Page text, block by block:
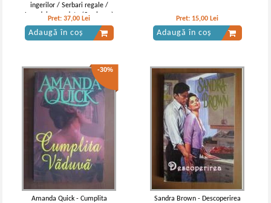
ingerilor / Serbari regale /
Logodnica vanduta (3 volume)
Pret:37,00 Lei
Adaugă în coș
Pret: 15,00 Lei
Adaugă în coș
-30%
Amanda Quick - Cumplita
Sandra Brown - Descoperirea